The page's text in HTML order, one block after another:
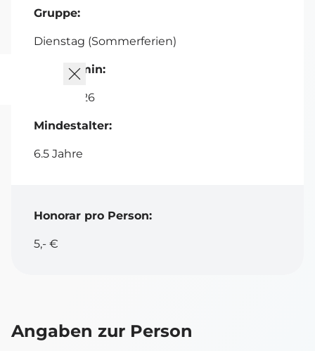
Gruppe:
Dienstag (Sommerferien)
Starttermin:
08.09.2026
Mindestalter:
6.5 Jahre
Honorar pro Person:
5,- €
Angaben zur Person